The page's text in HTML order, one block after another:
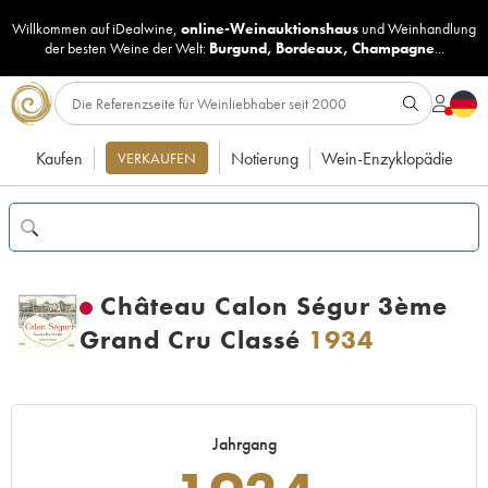
Willkommen auf iDealwine, online-Weinauktionshaus undWeinhandlung
der besten Weine der Welt: Burgund, Bordeaux, Champagne...
Kaufen VERKAUFEN Notierung Wein-Enzyklopädie
Château Calon Ségur 3ème
Grand Cru Classé 1934
Jahrgang